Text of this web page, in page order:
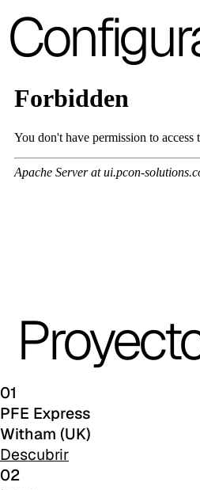
01
PFE Express
Witham (UK)
Descubrir
02